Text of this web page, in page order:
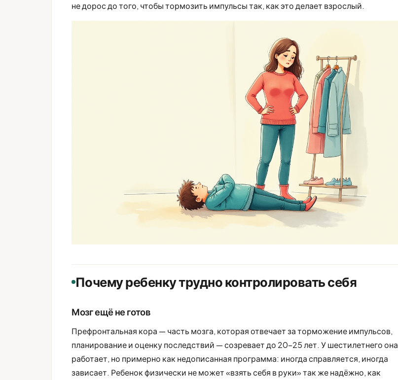
не дорос до того, чтобы тормозить импульсы так, как это делает взрослый.
Почему ребенку трудно контролировать себя
Мозг ещё не готов
Префронтальная кора — часть мозга, которая отвечает за торможение импульсов,
планирование и оценку последствий — созревает до 20-25 лет. У шестилетнего она
работает, но примерно как недописанная программа: иногда справляется, иногда
зависает. Ребенок физически не может «взять себя в руки» так же надёжно, как